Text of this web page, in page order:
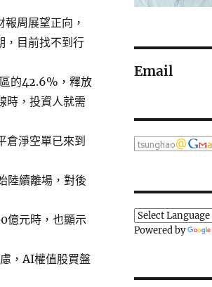
周展望正向，
，目前找不到行
的42.6%，釋放
時，投資人就需
倉淨空單已來到
陸續離場，對後
億元時，也顯示
，AI權值股買盤
Email
Powered by